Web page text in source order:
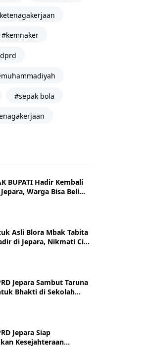
#kemnaker
#sepak bola
BUPATI Hadir Kembali
Warga Bisa Beli
Minyak Goreng
Asli Blora Mbak Tabita
di Jepara, Nikmati Cita
Mulai Rp10 Ribu
Jepara Sambut Taruna
Bhakti di Sekolah
Jepara Siap
Kesejahteraan